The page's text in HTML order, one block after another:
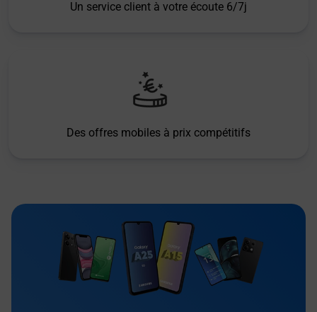
Un service client à votre écoute 6/7j
Des offres mobiles à prix compétitifs